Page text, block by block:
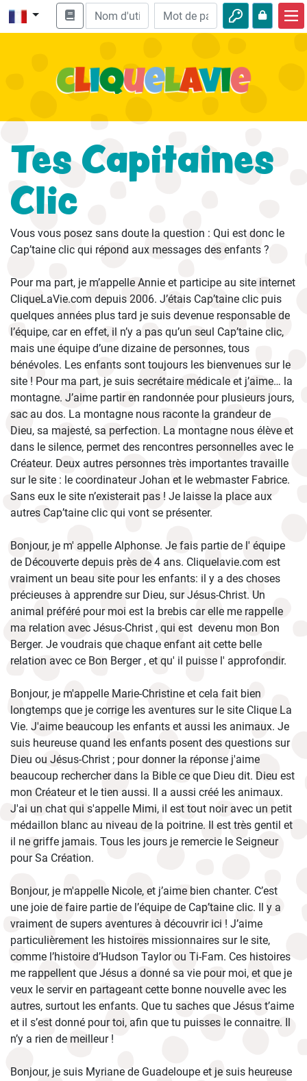
Enseignement biblique
Nature
Tes Capitaines
Clic
Vous vous posez sans doute la question : Qui est donc le
Cap’taine clic qui répond aux messages des enfants ?
Pour ma part, je m’appelle Annie et participe au site internet
CliqueLaVie.com depuis 2006. J’étais Cap’taine clic puis
quelques années plus tard je suis devenue responsable de
l’équipe, car en effet, il n’y a pas qu’un seul Cap’taine clic,
mais une équipe d’une dizaine de personnes, tous
bénévoles. Les enfants sont toujours les bienvenues sur le
site ! Pour ma part, je suis secrétaire médicale et j’aime… la
montagne. J’aime partir en randonnée pour plusieurs jours,
sac au dos. La montagne nous raconte la grandeur de
Dieu, sa majesté, sa perfection. La montagne nous élève et
dans le silence, permet des rencontres personnelles avec le
Créateur. Deux autres personnes très importantes travaille
sur le site : le coordinateur Johan et le webmaster Fabrice.
Sans eux le site n’existerait pas ! Je laisse la place aux
autres Cap’taine clic qui vont se présenter.
Bonjour, je m' appelle Alphonse. Je fais partie de l' équipe
de Découverte depuis près de 4 ans. Cliquelavie.com est
vraiment un beau site pour les enfants: il y a des choses
précieuses à apprendre sur Dieu, sur Jésus-Christ. Un
animal préféré pour moi est la brebis car elle me rappelle
ma relation avec Jésus-Christ , qui est devenu mon Bon
Berger. Je voudrais que chaque enfant ait cette belle
relation avec ce Bon Berger , et qu' il puisse l' approfondir.
Bonjour, je m'appelle Marie-Christine et cela fait bien
longtemps que je corrige les aventures sur le site Clique La
Vie. J'aime beaucoup les enfants et aussi les animaux. Je
suis heureuse quand les enfants posent des questions sur
Dieu ou Jésus-Christ ; pour donner la réponse j'aime
beaucoup rechercher dans la Bible ce que Dieu dit. Dieu est
mon Créateur et le tien aussi. Il a aussi créé les animaux.
J'ai un chat qui s'appelle Mimi, il est tout noir avec un petit
médaillon blanc au niveau de la poitrine. Il est très gentil et
il ne griffe jamais. Tous les jours je remercie le Seigneur
pour Sa Création.
Bonjour, je m'appelle Nicole, et j’aime bien chanter. C’est
une joie de faire partie de l’équipe de Cap’taine clic. Il y a
vraiment de supers aventures à découvrir ici ! J’aime
particulièrement les histoires missionnaires sur le site,
comme l’histoire d’Hudson Taylor ou Ti-Fam. Ces histoires
me rappellent que Jésus a donné sa vie pour moi, et que je
veux le servir en partageant cette bonne nouvelle avec les
autres, surtout les enfants. Que tu saches que Jésus t’aime
et il s’est donné pour toi, afin que tu puisses le connaitre. Il
n’y a rien de meilleur !
Bonjour, je suis Myriane de Guadeloupe et je suis heureuse